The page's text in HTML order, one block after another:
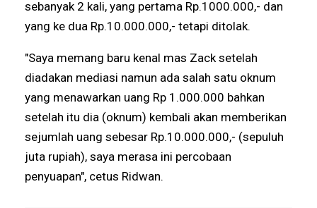
sebanyak 2 kali, yang pertama Rp.1000.000,- dan
yang ke dua Rp.10.000.000,- tetapi ditolak.
"Saya memang baru kenal mas Zack setelah
diadakan mediasi namun ada salah satu oknum
yang menawarkan uang Rp 1.000.000 bahkan
setelah itu dia (oknum) kembali akan memberikan
sejumlah uang sebesar Rp.10.000.000,- (sepuluh
juta rupiah), saya merasa ini percobaan
penyuapan", cetus Ridwan.